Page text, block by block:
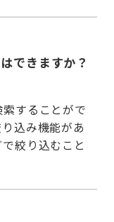
できますか？
索することがで
込み機能があ
絞り込むこと